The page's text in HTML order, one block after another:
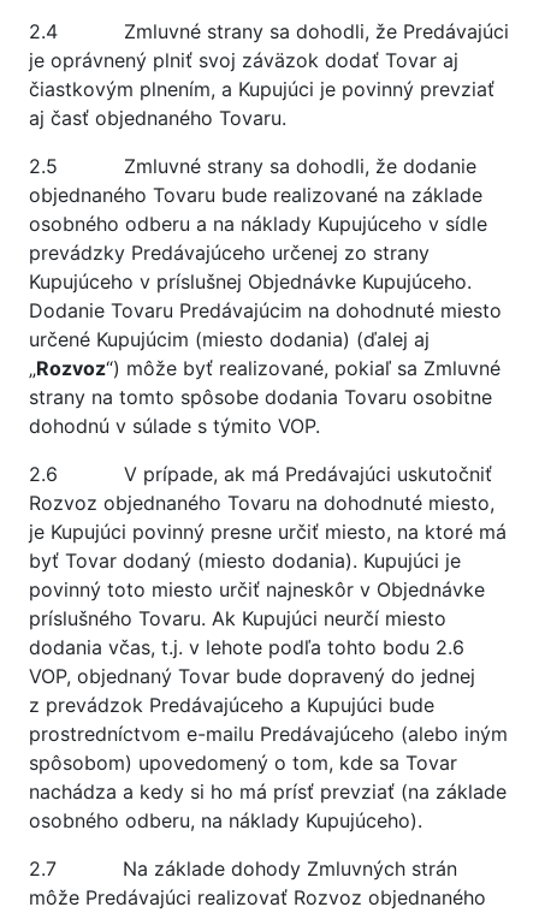
2.4 Zmluvné strany sa dohodli, že Predávajúci
je oprávnený plniť svoj záväzok dodať Tovar aj
čiastkovým plnením, a Kupujúci je povinný prevziať
aj časť objednaného Tovaru.
2.5 Zmluvné strany sa dohodli, že dodanie
objednaného Tovaru bude realizované na základe
osobného odberu a na náklady Kupujúceho v sídle
prevádzky Predávajúceho určenej zo strany
Kupujúceho v príslušnej Objednávke Kupujúceho.
Dodanie Tovaru Predávajúcim na dohodnuté miesto
určené Kupujúcim (miesto dodania) (ďalej aj
„Rozvoz“) môže byť realizované, pokiaľ sa Zmluvné
strany na tomto spôsobe dodania Tovaru osobitne
dohodnú v súlade s týmito VOP.
2.6 V prípade, ak má Predávajúci uskutočniť
Rozvoz objednaného Tovaru na dohodnuté miesto,
je Kupujúci povinný presne určiť miesto, na ktoré má
byť Tovar dodaný (miesto dodania). Kupujúci je
povinný toto miesto určiť najneskôr v Objednávke
príslušného Tovaru. Ak Kupujúci neurčí miesto
dodania včas, t.j. v lehote podľa tohto bodu 2.6
VOP, objednaný Tovar bude dopravený do jednej
z prevádzok Predávajúceho a Kupujúci bude
prostredníctvom e-mailu Predávajúceho (alebo iným
spôsobom) upovedomený o tom, kde sa Tovar
nachádza a kedy si ho má prísť prevziať (na základe
osobného odberu, na náklady Kupujúceho).
2.7 Na základe dohody Zmluvných strán
môže Predávajúci realizovať Rozvoz objednaného